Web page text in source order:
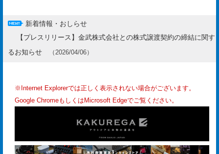
お
れ
新着情報・おしらせ
【プレスリリース】金武株式会社との株式譲渡契約の締結に関す
るお知らせ
（2026/04/06）
※Internet Explorerでは正しく表示されない場合がございます。
Google ChromeもしくはMicrosoft Edgeでご覧ください。